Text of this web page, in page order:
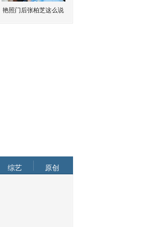
艳照门后张柏芝这么说
综艺 原创